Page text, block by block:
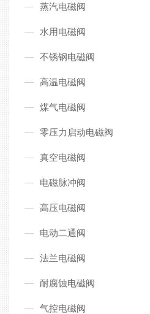
蒸汽电磁阀
水用电磁阀
不锈钢电磁阀
高温电磁阀
煤气电磁阀
零压力启动电磁阀
真空电磁阀
电磁脉冲阀
高压电磁阀
电动二通阀
法兰电磁阀
耐腐蚀电磁阀
气控电磁阀